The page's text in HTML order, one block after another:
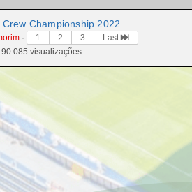
Crew Championship 2022
· 1 2 3
Last
90.085 visualizações